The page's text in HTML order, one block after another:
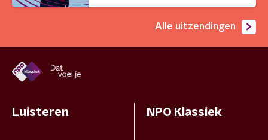
Alle uitzendingen
Luisteren NPO Klassiek